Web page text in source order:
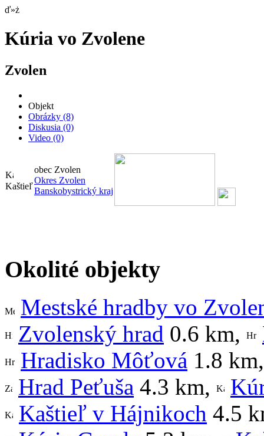
ď»ż
Kúria vo Zvolene
Zvolen
Objekt
Obrázky (8)
Diskusia (0)
Video (0)
Kaštieľ
obec Zvolen
Okres Zvolen
Banskobystrický kraj
Okolité objekty
Mestské hradby vo
Zvolenský hrad 0.6 km,
Hradisko Môťová 1.8 km
Hrad Peťuša 4.3 km,
Kaštieľ v Hájnikoch 4.5